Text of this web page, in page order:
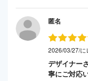
匿名
2026/03/27/に
デザイナー
寧にご対応